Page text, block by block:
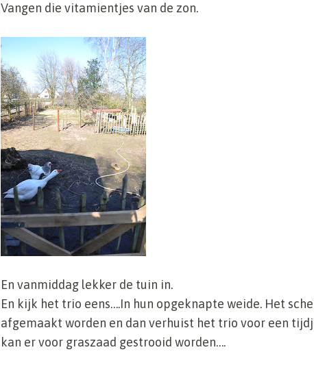
Vangen die vitamientjes van de zon.
En vanmiddag lekker de tuin in.
En kijk het trio eens….In hun opgeknapte weide. Het
afgemaakt worden en dan verhuist het trio voor een
kan er voor graszaad gestrooid worden….